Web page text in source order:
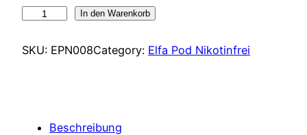
Elfbar
Watermelon
In den Warenkorb
SKU: EPN008Category: Elfa Pod Nikotinfrei
Beschreibung